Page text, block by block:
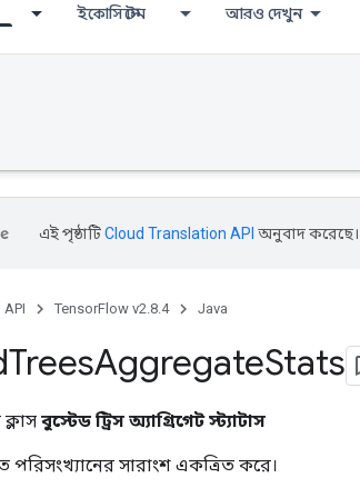
ইকোসিস্টেম আরও দেখুন
এই পৃষ্ঠাটিCloud Translation API অনুবাদ করেছে।
API TensorFlow v2.8.4 Java
TreesAggregateStats
বুস্টেড ট্রিস অ্যাগ্রিগেট স্ট্যাটাস
পরিসংখ্যানের সারাংশ একত্রিত করে।